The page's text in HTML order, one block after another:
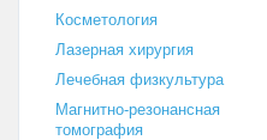
Косметология
Лазерная хирургия
Лечебная физкультура
Магнитно-резонансная
томография